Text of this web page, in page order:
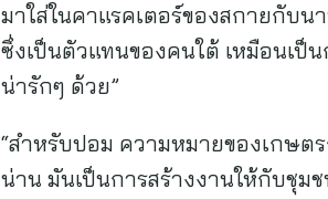
มาใส่ในคาแรคเตอร์ของสกายกับ
ซึ่งเป็นตัวแทนของคนใต้ เหมือนเป็
น่ารักๆ ด้วย”
“สำหรับปอม ความหมายของเกษ
น่าน มันเป็นการสร้างงานให้กับชุม